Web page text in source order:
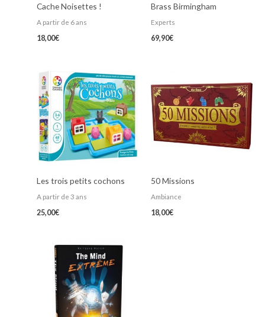
Cache Noisettes !
A partir de 6 ans
18,00€
Brass Birmingham
Experts
69,90€
Les trois petits cochons
A partir de 3 ans
25,00€
50 Missions
Ambiance
18,00€